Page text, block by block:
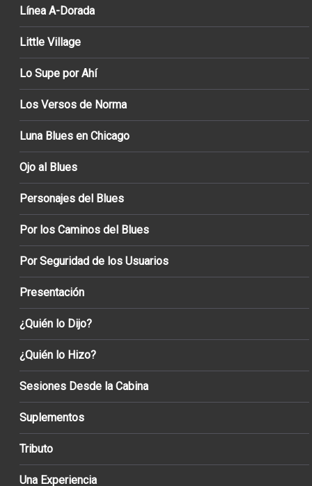
Línea A-Dorada
Little Village
Lo Supe por Ahí
Los Versos de Norma
Luna Blues en Chicago
Ojo al Blues
Personajes del Blues
Por los Caminos del Blues
Por Seguridad de los Usuarios
Presentación
¿Quién lo Dijo?
¿Quién lo Hizo?
Sesiones Desde la Cabina
Suplementos
Tributo
Una Experiencia